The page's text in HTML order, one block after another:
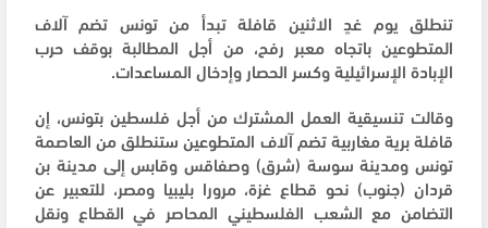
تنطلق يوم غدٍ الاثنين قافلة تبدأ من تونس تضم آلاف
المتطوعين باتجاه معبر رفح، من أجل المطالبة بوقف حرب
الإبادة الإسرائيلية وكسر الحصار وإدخال المساعدات.
وقالت تنسيقية العمل المشترك من أجل فلسطين بتونس، إن
قافلة برية مغاربية تضم آلاف المتطوعين ستنطلق من العاصمة
تونس ومدينة سوسة (شرق) وصفاقس وقابس إلى مدينة بن
قردان (جنوب) نحو قطاع غزة، مرورا بليبيا ومصر، للتعبير عن
التضامن مع الشعب الفلسطيني المحاصر في القطاع ونقل